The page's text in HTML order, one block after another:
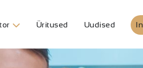
Üritused Uudised